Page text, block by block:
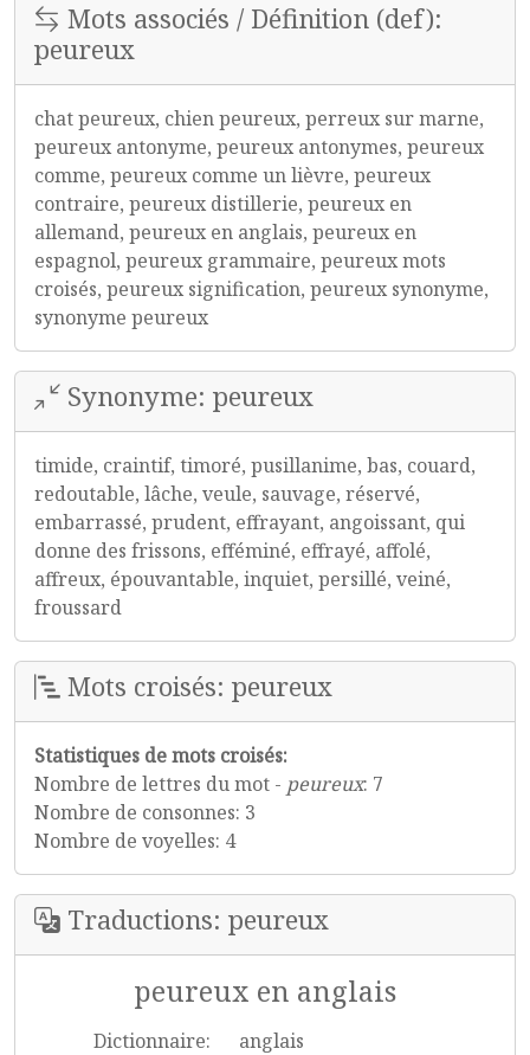
Mots associés / Définition (def):
peureux
chat peureux, chien peureux, perreux sur marne,
peureux antonyme, peureux antonymes, peureux
comme, peureux comme un lièvre, peureux
contraire, peureux distillerie, peureux en
allemand, peureux en anglais, peureux en
espagnol, peureux grammaire, peureux mots
croisés, peureux signification, peureux synonyme,
synonyme peureux
Synonyme: peureux
timide, craintif, timoré, pusillanime, bas, couard,
redoutable, lâche, veule, sauvage, réservé,
embarrassé, prudent, effrayant, angoissant, qui
donne des frissons, efféminé, effrayé, affolé,
affreux, épouvantable, inquiet, persillé, veiné,
froussard
Mots croisés: peureux
Statistiques de mots croisés:
Nombre de lettres du mot - peureux: 7
Nombre de consonnes: 3
Nombre de voyelles: 4
Traductions: peureux
peureux en anglais
Dictionnaire:
anglais